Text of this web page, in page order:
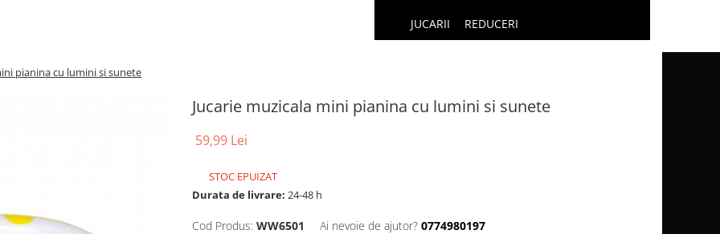
JUCARII REDUCERI
pianina cu lumini si sunete
Jucarie muzicala mini pianina cu lumini si sunete
59,99 Lei
STOC EPUIZAT
Durata de livrare: 24-48 h
Cod Produs: WW6501 Ai nevoie de ajutor? 0774980197